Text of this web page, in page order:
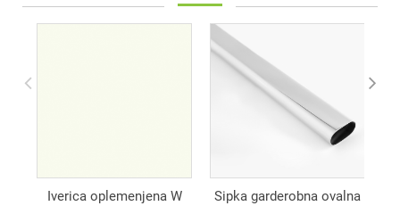
dve podele
19.100,00 RSD/JM
Dvokrilna vrata - rukohvat H - sa
18.678,00 RSD/JM
Iverica oplemenjena W
Sipka garderobna ovalna